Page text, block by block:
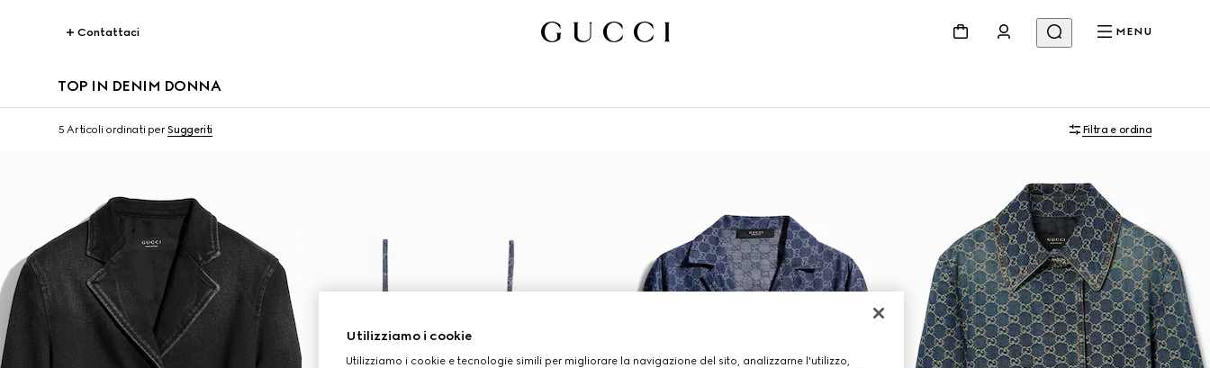
Contattaci MENU
TOP IN DENIM DONNA
5 Articoli ordinati perSuggeriti Filtra e ordina
Utilizziamo i cookie
Utilizziamo i cookie e tecnologie simili per migliorare la navigazione del sito, analizzarne l'utilizzo,